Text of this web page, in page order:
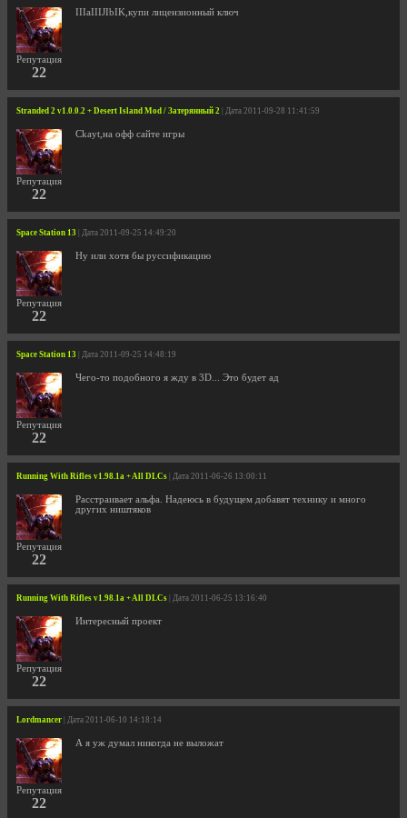
Репутация
22
IIIaIIIJIbIK,купи лицензионный ключ
Stranded 2 v1.0.0.2 + Desert Island Mod / Затерянный 2 | Дата 2011-09-28 11:41:59
Репутация
22
Ckayt,на офф сайте игры
Space Station 13 | Дата 2011-09-25 14:49:20
Репутация
22
Ну или хотя бы руссификацию
Space Station 13 | Дата 2011-09-25 14:48:19
Репутация
22
Чего-то подобного я жду в 3D... Это будет ад
Running With Rifles v1.98.1a + All DLCs | Дата 2011-06-26 13:00:11
Репутация
22
Расстраивает альфа. Надеюсь в будущем добавят технику и много
других ништяков
Running With Rifles v1.98.1a + All DLCs | Дата 2011-06-25 13:16:40
Репутация
22
Интересный проект
Lordmancer | Дата 2011-06-10 14:18:14
Репутация
22
А я уж думал никогда не выложат